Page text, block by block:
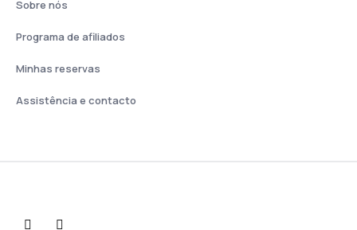
Sobre nós
Programa de afiliados
Minhas reservas
Assistência e contacto